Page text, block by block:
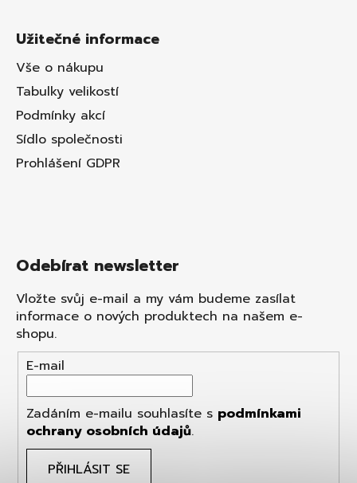
Užitečné informace
Vše o nákupu
Tabulky velikostí
Podmínky akcí
Sídlo společnosti
Prohlášení GDPR
Odebírat newsletter
Vložte svůj e-mail a my vám budeme zasílat
informace o nových produktech na našem e-
shopu.
E-mail
Zadáním e-mailu souhlasíte s podmínkami
ochrany osobních údajů.
PŘIHLÁSIT SE